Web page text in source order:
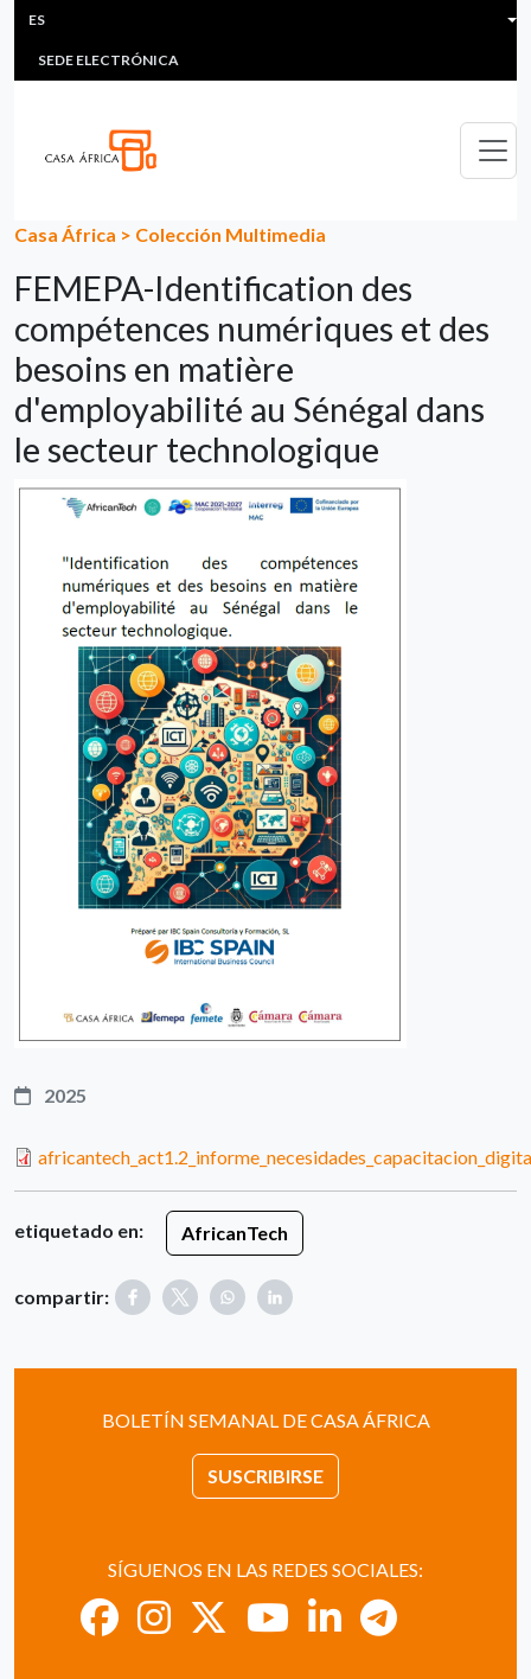
Pasar al contenido principal
HEADER MENU
MULTIMEDIA
SEDE ELECTRÓNICA
ES
Casa África > Colección Multimedia
FEMEPA-Identification des
compétences numériques et des
besoins en matière
d'employabilité au Sénégal dans
le secteur technologique
2025
etiquetado en: AfricanTech
compartir:
BOLETÍN SEMANAL DE CASA ÁFRICA
SUSCRIBIRSE
SÍGUENOS EN LAS REDES SOCIALES: